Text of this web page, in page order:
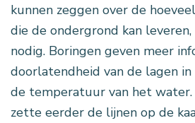
kunnen zeggen over de
die de ondergrond kan
nodig. Boringen geven meer
doorlatendheid van de lagen
de temperatuur van het
zette eerder de lijnen op de